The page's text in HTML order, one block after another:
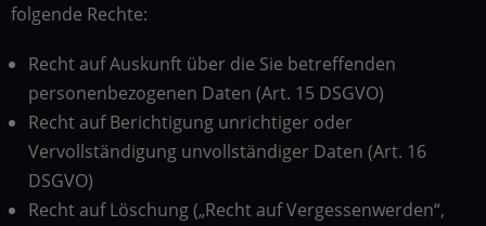
folgende Rechte:
Recht auf Auskunft über die Sie betreffenden
personenbezogenen Daten (Art. 15 DSGVO)
Recht auf Berichtigung unrichtiger oder
Vervollständigung unvollständiger Daten (Art. 16
DSGVO)
Recht auf Löschung („Recht auf Vergessenwerden“,